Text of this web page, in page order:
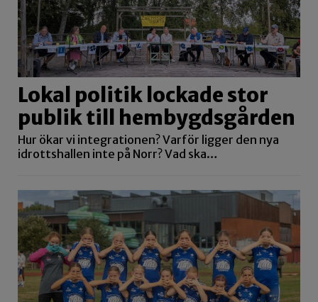
Lokal politik lockade stor
publik till hembygdsgården
Hur ökar vi integrationen? Varför ligger den nya
idrottshallen inte på Norr? Vad ska…